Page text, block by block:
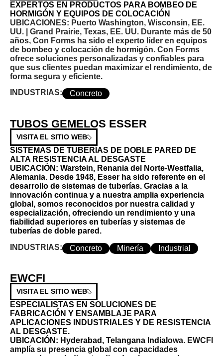
EXPERTOS EN PRODUCTOS PARA BOMBEO DE
HORMIGÓN Y EQUIPOS DE COLOCACIÓN
UBICACIONES: Puerto Washington, Wisconsin, EE.
UU. | Grand Prairie, Texas, EE. UU. Durante más de 50
años, Con Forms ha sido el experto líder en equipos
de bombeo y colocación de hormigón. Con Forms
ofrece soluciones personalizadas y confiables para
que sus clientes puedan maximizar el rendimiento, de
forma segura y eficiente.
INDUSTRIAS:
Concreto
TUBOS GEMELOS ESSER
VISITA EL SITIO WEB
SISTEMAS DE TUBERÍAS DE DOBLE PARED DE
ALTA RESISTENCIA AL DESGASTE
UBICACIÓN: Warstein, Renania del Norte-Westfalia,
Alemania. Desde 1948, Esser ha sido referente en el
desarrollo de sistemas de tuberías. Gracias a la
innovación continua y a nuestra amplia experiencia
global, somos reconocidos por nuestra calidad y
especialización, ofreciendo un rendimiento y una
fiabilidad superiores en tuberías y sistemas de
tuberías de doble pared.
INDUSTRIAS:
Concreto Minería Industrial
EWCFI
VISITA EL SITIO WEB
ESPECIALISTAS EN SOLUCIONES DE
FABRICACIÓN Y ENSAMBLAJE PARA
APLICACIONES INDUSTRIALES Y DE RESISTENCIA
AL DESGASTE.
UBICACIÓN: Hyderabad, Telangana India Iowa. EWCFI
amplía su presencia global con capacidades